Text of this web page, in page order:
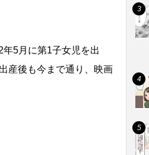
5月に第1子女児を出
産後も今まで通り、映画